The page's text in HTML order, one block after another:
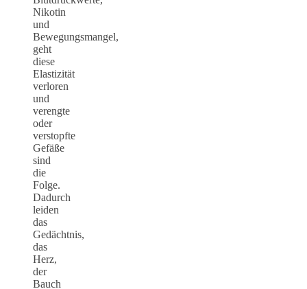
Nikotin
und
Bewegungsmangel,
geht
diese
Elastizität
verloren
und
verengte
oder
verstopfte
Gefäße
sind
die
Folge.
Dadurch
leiden
das
Gedächtnis,
das
Herz,
der
Bauch